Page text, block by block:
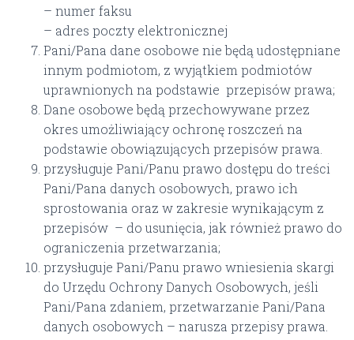
– numer faksu
– adres poczty elektronicznej
Pani/Pana dane osobowe nie będą udostępniane
innym podmiotom, z wyjątkiem podmiotów
uprawnionych na podstawie przepisów prawa;
Dane osobowe będą przechowywane przez
okres umożliwiający ochronę roszczeń na
podstawie obowiązujących przepisów prawa.
przysługuje Pani/Panu prawo dostępu do treści
Pani/Pana danych osobowych, prawo ich
sprostowania oraz w zakresie wynikającym z
przepisów – do usunięcia, jak również prawo do
ograniczenia przetwarzania;
przysługuje Pani/Panu prawo wniesienia skargi
do Urzędu Ochrony Danych Osobowych, jeśli
Pani/Pana zdaniem, przetwarzanie Pani/Pana
danych osobowych – narusza przepisy prawa.